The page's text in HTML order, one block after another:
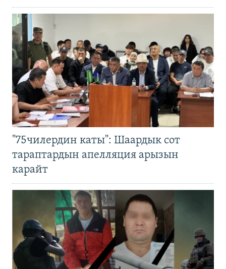
"75чилердин каты": Шаардык сот
тараптардын апелляция арызын
карайт